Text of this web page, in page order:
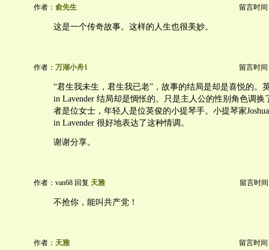
作者： 俞先生 留言时间
这是一个传奇故事。这样的人生也很美妙。
作者： 万湖小舟1 留言时间
“君生我未生，君生我已老”，故事的结局是却是喜悦的。
in Lavender 结局却是惆怅的。只是主人公的性别角色调换
者是位女士，年轻人是位英俊的小提琴手。小提琴家
in Lavender 很好地表达了这种情调。
谢谢分享。
作者：van68 回复 天雅 留言时间
不抢你，能叫共产党！
作者： 天雅 留言时间